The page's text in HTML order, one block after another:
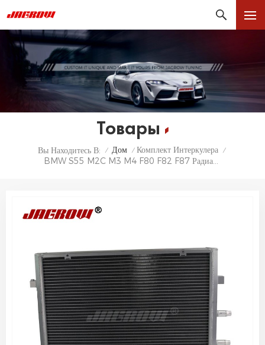
Товары
Вы Находитесь В: / Дом / Комплект Интеркулера /